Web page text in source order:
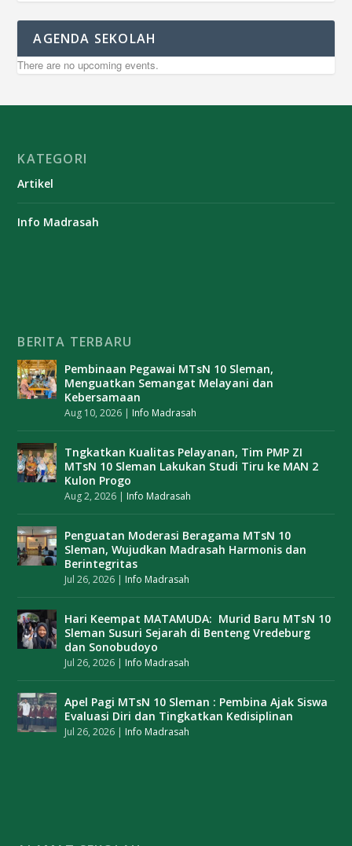
AGENDA SEKOLAH
There are no upcoming events.
KATEGORI
Artikel
Info Madrasah
BERITA TERBARU
Pembinaan Pegawai MTsN 10 Sleman,
Menguatkan Semangat Melayani dan
Kebersamaan
Aug 10, 2026 | Info Madrasah
Tngkatkan Kualitas Pelayanan, Tim PMP ZI
MTsN 10 Sleman Lakukan Studi Tiru ke MAN 2
Kulon Progo
Aug 2, 2026 | Info Madrasah
Penguatan Moderasi Beragama MTsN 10
Sleman, Wujudkan Madrasah Harmonis dan
Berintegritas
Jul 26, 2026 | Info Madrasah
Hari Keempat MATAMUDA: Murid Baru MTsN 10
Sleman Susuri Sejarah di Benteng Vredeburg
dan Sonobudoyo
Jul 26, 2026 | Info Madrasah
Apel Pagi MTsN 10 Sleman : Pembina Ajak Siswa
Evaluasi Diri dan Tingkatkan Kedisiplinan
Jul 26, 2026 | Info Madrasah